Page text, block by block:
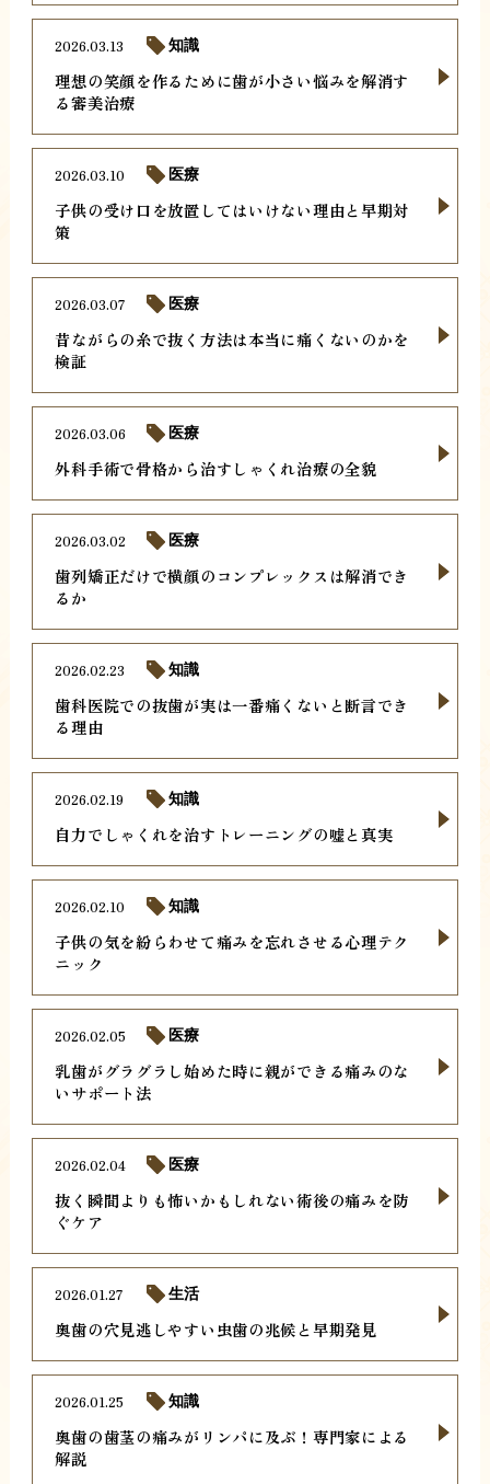
理想の笑顔を作るために歯が小さい悩みを解消す
る審美治療
2026.03.13 知識
子供の受け口を放置してはいけない理由と早期対
策
2026.03.10 医療
昔ながらの糸で抜く方法は本当に痛くないのかを
検証
2026.03.07 医療
外科手術で骨格から治すしゃくれ治療の全貌
2026.03.06 医療
歯列矯正だけで横顔のコンプレックスは解消でき
るか
2026.03.02 医療
歯科医院での抜歯が実は一番痛くないと断言でき
る理由
2026.02.23 知識
自力でしゃくれを治すトレーニングの嘘と真実
2026.02.19 知識
子供の気を紛らわせて痛みを忘れさせる心理テク
ニック
2026.02.10 知識
乳歯がグラグラし始めた時に親ができる痛みのな
いサポート法
2026.02.05 医療
抜く瞬間よりも怖いかもしれない術後の痛みを防
ぐケア
2026.02.04 医療
奥歯の穴見逃しやすい虫歯の兆候と早期発見
2026.01.27 生活
奥歯の歯茎の痛みがリンパに及ぶ！専門家による
解説
2026.01.25 知識